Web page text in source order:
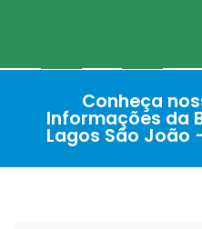
Conheça
Informações da
Lagos São João